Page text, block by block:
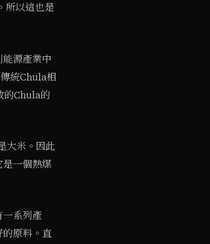
所以這也是
源產業中
統Chula相
的Chula的
大米。因此
一個熱煤
系列產
原料。直